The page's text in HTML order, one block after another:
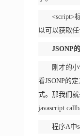
<script>
以可以获取任
JSONP
刚才的
看JSONP的
式。那我们
javascript
程序A中